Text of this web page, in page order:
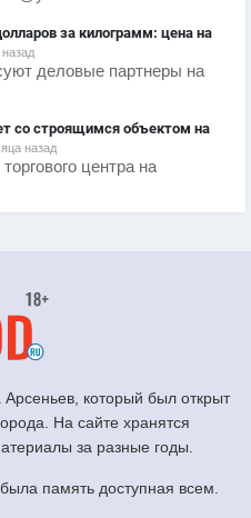
за килограмм: цена на
деловые партнеры на
со строящимся объектом на
назад
центра на
который был открыт
На сайте хранятся
за разные годы.
память доступная всем.